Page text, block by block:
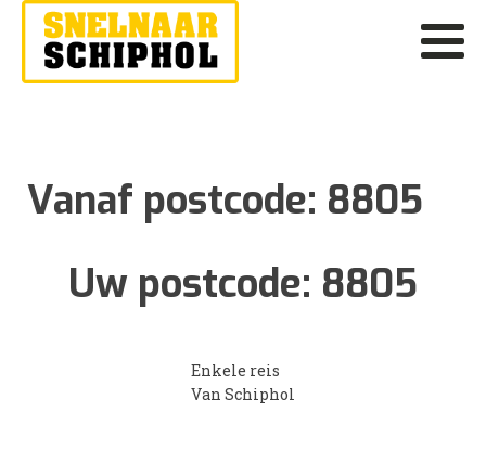
Vanaf postcode: 8805
Uw postcode: 8805
Enkele reis
Van Schiphol